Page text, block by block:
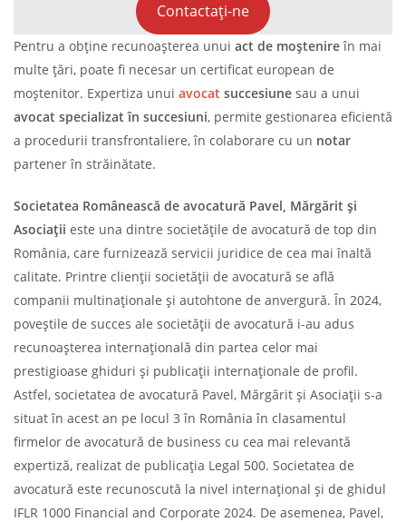
Contactați-ne
Pentru a obține recunoașterea unui act de moștenireîn mai
multe țări, poate fi necesar un certificat european de
moștenitor. Expertiza unui avocat succesiune sau a unui
avocat specializat în succesiuni, permite gestionarea eficientă
a procedurii transfrontaliere, în colaborare cu un notar
partener în străinătate.
Societatea Românească de avocatură Pavel, Mărgărit și
Asociații este una dintre societățile de avocatură de top din
România, care furnizează servicii juridice de cea mai înaltă
calitate. Printre clienții societății de avocatură se află
companii multinaționale și autohtone de anvergură. În 2024,
poveștile de succes ale societății de avocatură i-au adus
recunoașterea internațională din partea celor mai
prestigioase ghiduri și publicații internaționale de profil.
Astfel, societatea de avocatură Pavel, Mărgărit și Asociații s-a
situat în acest an pe locul 3 în România în clasamentul
firmelor de avocatură de business cu cea mai relevantă
expertiză, realizat de publicația Legal 500. Societatea de
avocatură este recunoscută la nivel internațional și de ghidul
IFLR 1000 Financial and Corporate 2024. De asemenea, Pavel,